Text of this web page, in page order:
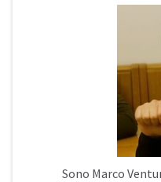
Sono Marco